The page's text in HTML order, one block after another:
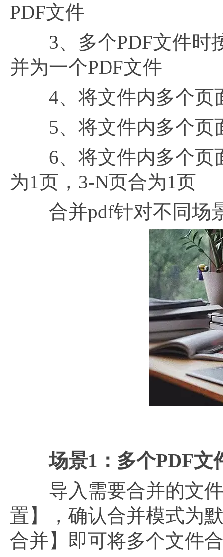
PDF文件
3、多个PDF文件时按
并为一个PDF文件
4、将文件内多个页
5、将文件内多个页
6、将文件内多个页
为1页，3-N页合为1页
合并pdf针对不同场
场景1：多个PDF文
导入需要合并的文件
置】，确认合并模式为
合并】即可将多个文件